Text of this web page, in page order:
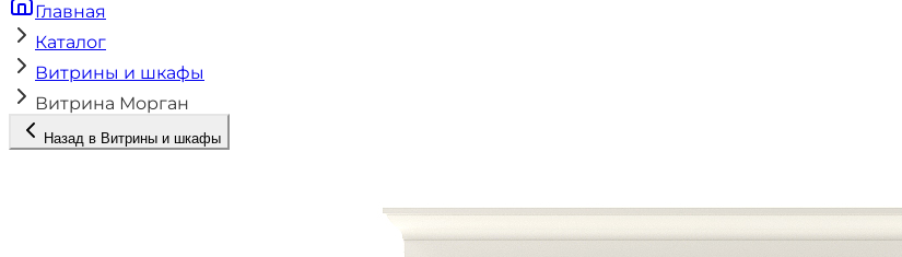
Главная
Каталог
Витрины и шкафы
Витрина Морган
Назад в Витрины и шкафы